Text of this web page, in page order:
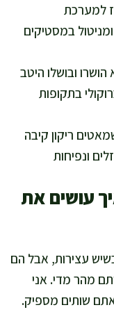
למערכת
במסטיקים
ובושלו היטב
בתקופות
ריקון קיבה
ונפיחות
עושים את
כשיש עצירות, אבל הם
מהר מדי. אני
שותים מספיק.